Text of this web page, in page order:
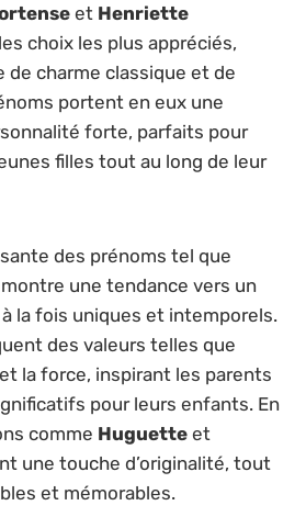
et Henriette
choix les plus appréciés,
de charme classique et de
portent en eux une
forte, parfaits pour
filles tout au long de leur
des prénoms tel que
montre une tendance vers un
la fois uniques et intemporels.
des valeurs telles que
et la force, inspirant les parents
pour leurs enfants. En
comme Huguette et
une touche d’originalité, tout
et mémorables.